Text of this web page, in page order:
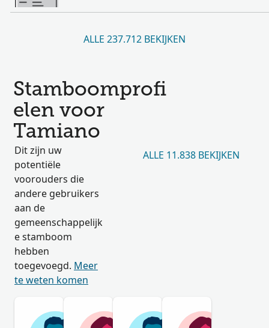
ALLE 237.712 BEKIJKEN
Stamboomprofi
elen voor
Tamiano
Dit zijn uw
potentiële
voorouders die
andere gebruikers
aan de
gemeenschappelijk
e stamboom
hebben
toegevoegd. Meer
te weten komen
ALLE 11.838 BEKIJKEN